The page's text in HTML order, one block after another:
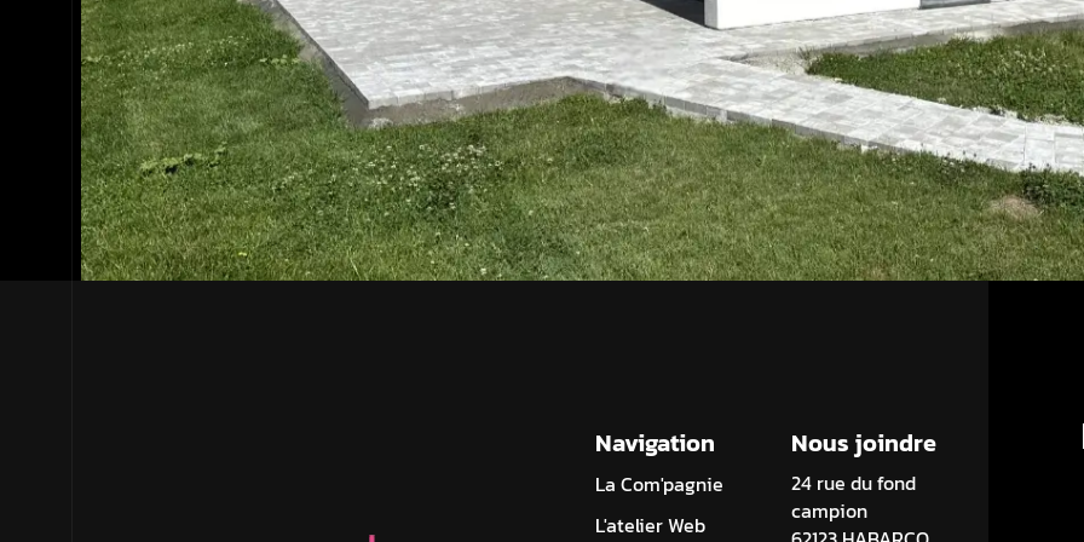
Navigation
La Com'pagnie
L'atelier Web
Nous joindre
24 rue du fond
campion